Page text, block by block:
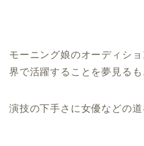
モーニング娘のオーディシ
界で活躍することを夢見るも
演技の下手さに女優などの道